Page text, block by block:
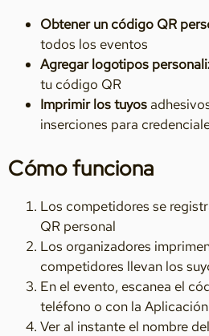
Obtener un código QR
todos los eventos
Agregar logotipos
tu código QR
Imprimir los tuyos
inserciones para
Cómo funciona
Los competidores se
QR personal
Los organizadores
competidores llevan los
En el evento, escanea el
teléfono o con la
Ver al instante el nombre